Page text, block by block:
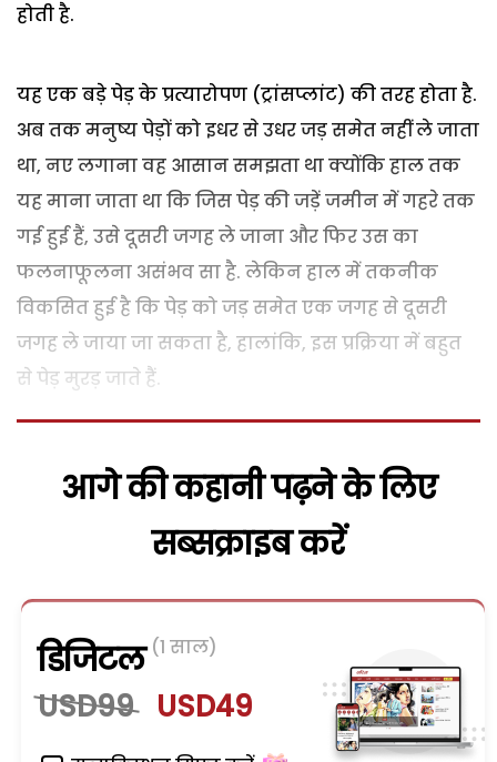
होती है.
यह एक बड़े पेड़ के प्रत्यारोपण (ट्रांसप्लांट) की तरह होता है.
अब तक मनुष्य पेड़ों को इधर से उधर जड़ समेत नहीं ले जाता
था, नए लगाना वह आसान समझता था क्योंकि हाल तक
यह माना जाता था कि जिस पेड़ की जड़ें जमीन में गहरे तक
गई हुई हैं, उसे दूसरी जगह ले जाना और फिर उस का
फलनाफूलना असंभव सा है. लेकिन हाल में तकनीक
विकसित हुई है कि पेड़ को जड़ समेत एक जगह से दूसरी
जगह ले जाया जा सकता है, हालांकि, इस प्रक्रिया में बहुत
से पेड़ मुरड़ जाते हैं.
आगे की कहानी पढ़ने के लिए
सब्सक्राइब करें
डिजिटल (1 साल)
USD99 USD49